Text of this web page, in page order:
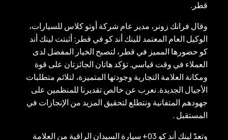
قطر.
وقال فرانك زونر، مدير عام شركة أوتو كلاس للسيارات،
الوكيل العام المعتمد للينك أند كو في قطر: أثبتت لينك أند
كو حضورها المميز في قطر، لتصبح الخيار المفضل لدى
العملاء في وقت قياسي. تؤكد هاتان الجائزتان على قوة
ومكانة العلامة التجارية وجودتها المتميزة، لتلائم متطلبات
الأجيال الجديدة. نعرب عن خالص تقديرنا للمنظمين على
جهودهم المتفانية ونتطلع لتحقيق المزيد من الإنجازات في
المستقبل .
وتعدّ لينك أند كو 03+ سيارة السيدان الراقية من العلامة